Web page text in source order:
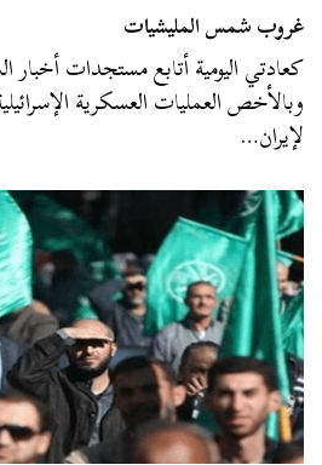
غروب شمس المليشيات
كعادتي اليومية أتابع مستجدات أخبار
وبالأخص العمليات العسكرية
لإيران…